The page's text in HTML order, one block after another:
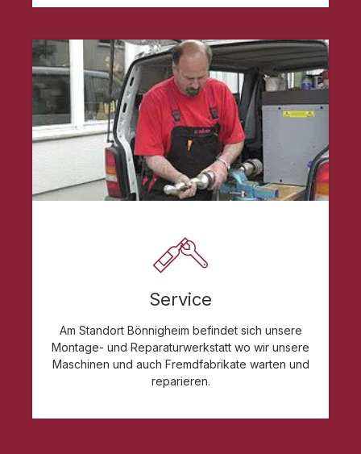
Service
Am Standort Bönnigheim befindet sich unsere
Montage- und Reparaturwerkstatt wo wir unsere
Maschinen und auch Fremdfabrikate warten und
reparieren.